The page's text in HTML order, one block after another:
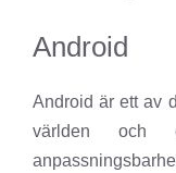
Android
Android är ett av
världen och